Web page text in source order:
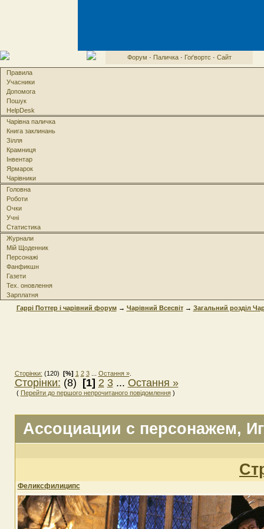
Форум · Паличка· Гоґвортс · Сайт
Правила
Учасники
Допомога
Пошук
HelpDesk
Чарівна паличка
Книга заклинань
Зілля
Крамниця
Інвентар
Ярмарок
Чарівники
Головна
Роботи
Очки
Учні
Статистика
Журнали
Мій Щоденник
Персонажі
Фанфикшн
Газети
Тех. оновлення
Зарплатня
Гаррі Поттер і чарівний форум→ Чарівний Всесвіт→ Загальний розділ
Сторінки: (120) [%] 1 2 3... Остання ».
Сторінки: (8) [1] 2 3... Остання »
( Перейти до першого непрочитаного повідомлення)
Ассоциации с персонажем,
Феликсфилиципс